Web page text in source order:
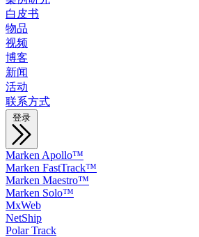
白皮书
物品
视频
博客
新闻
活动
联系方式
登录
Marken Apollo™
Marken FastTrack™
Marken Maestro™
Marken Solo™
MxWeb
NetShip
Polar Track